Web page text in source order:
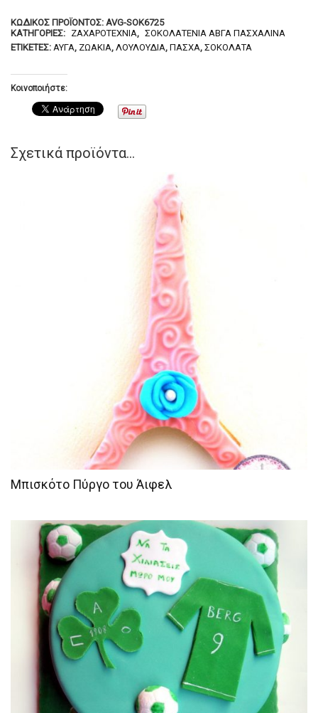
ΚΩΔΙΚΌΣ ΠΡΟΪΌΝΤΟΣ: AVG-SOK6725
ΚΑΤΗΓΟΡΊΕΣ: ΖΑΧΑΡΟΤΕΧΝΊΑ, ΣΟΚΟΛΑΤΈΝΙΑ ΑΒΓΆ ΠΑΣΧΑΛΙΝΆ
ΕΤΙΚΈΤΕΣ: ΑΥΓΆ, ΖΩΆΚΙΑ, ΛΟΥΛΟΎΔΙΑ, ΠΆΣΧΑ, ΣΟΚΟΛΆΤΑ
Κοινοποιήστε:
Σχετικά προϊόντα...
Μπισκότο Πύργο του Άιφελ